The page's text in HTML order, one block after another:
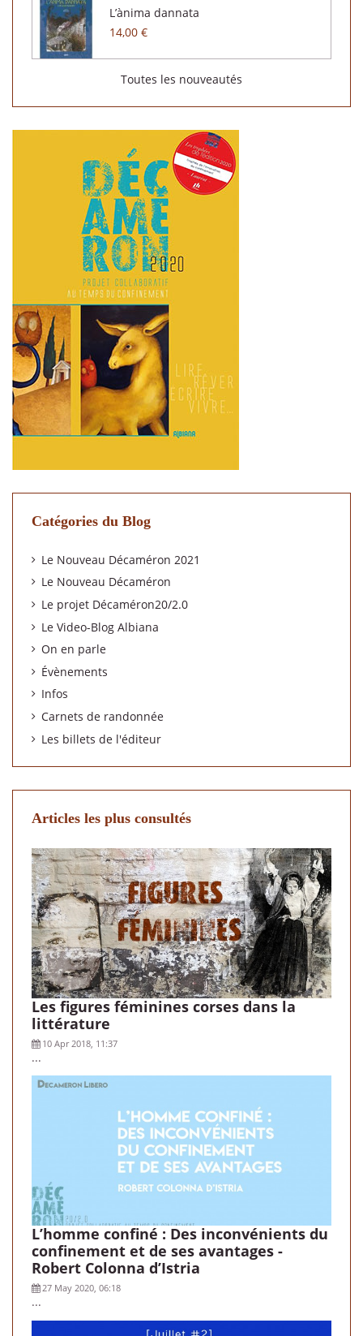
L’ànima dannata
14,00 €
Toutes les nouveautés
Catégories du Blog
Le Nouveau Décaméron 2021
Le Nouveau Décaméron
Le projet Décaméron20/2.0
Le Video-Blog Albiana
On en parle
Évènements
Infos
Carnets de randonnée
Les billets de l'éditeur
Articles les plus consultés
Les figures féminines corses dans la
littérature
10 Apr 2018, 11:37
...
L’homme confiné : Des inconvénients du
confinement et de ses avantages -
Robert Colonna d’Istria
27 May 2020, 06:18
...